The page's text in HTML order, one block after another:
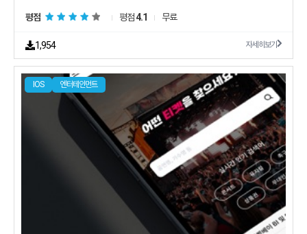
평점 평점4.1 무료
1,954 자세히보기
IOS 엔터테인먼트